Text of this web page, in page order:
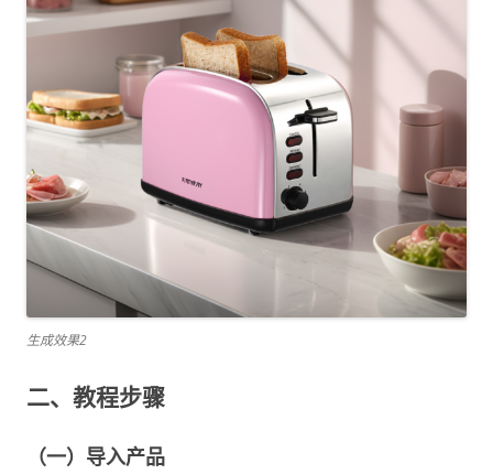
生成效果2
二、教程步骤
（一）导入产品